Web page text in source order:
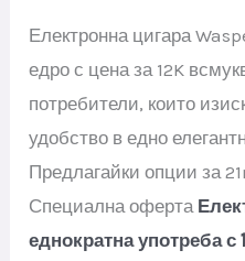
Електронна цигара
едро с цена за 12K
потребители, които
удобство в едно
Предлагайки опции за
Специална оферта
еднократна употреба с